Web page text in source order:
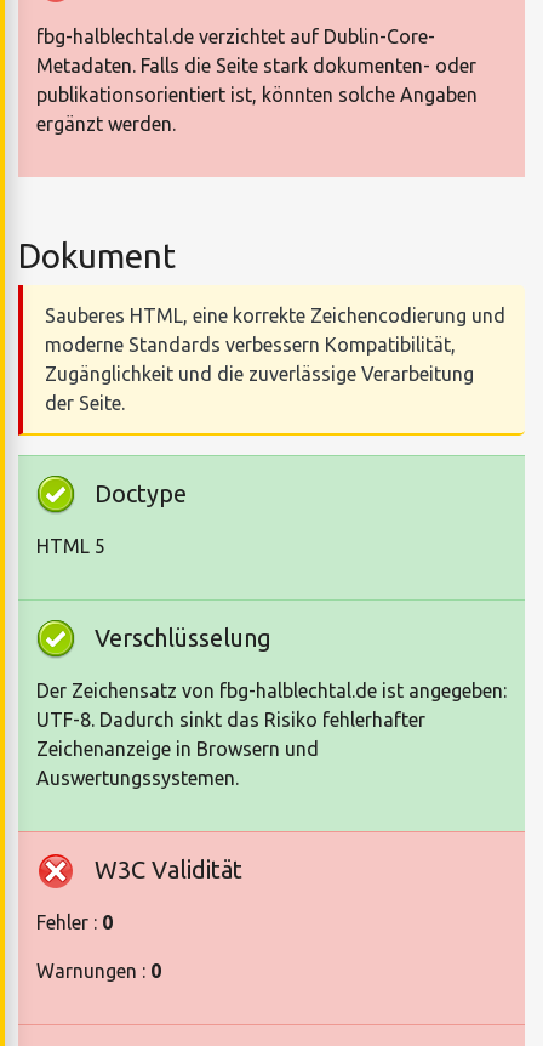
fbg-halblechtal.de verzichtet auf Dublin-Core-
Metadaten. Falls die Seite stark dokumenten- oder
publikationsorientiert ist, könnten solche Angaben
ergänzt werden.
Dokument
Sauberes HTML, eine korrekte Zeichencodierung und
moderne Standards verbessern Kompatibilität,
Zugänglichkeit und die zuverlässige Verarbeitung
der Seite.
Doctype
HTML 5
Verschlüsselung
Der Zeichensatz von fbg-halblechtal.de ist angegeben:
UTF-8. Dadurch sinkt das Risiko fehlerhafter
Zeichenanzeige in Browsern und
Auswertungssystemen.
W3C Validität
Fehler : 0
Warnungen : 0